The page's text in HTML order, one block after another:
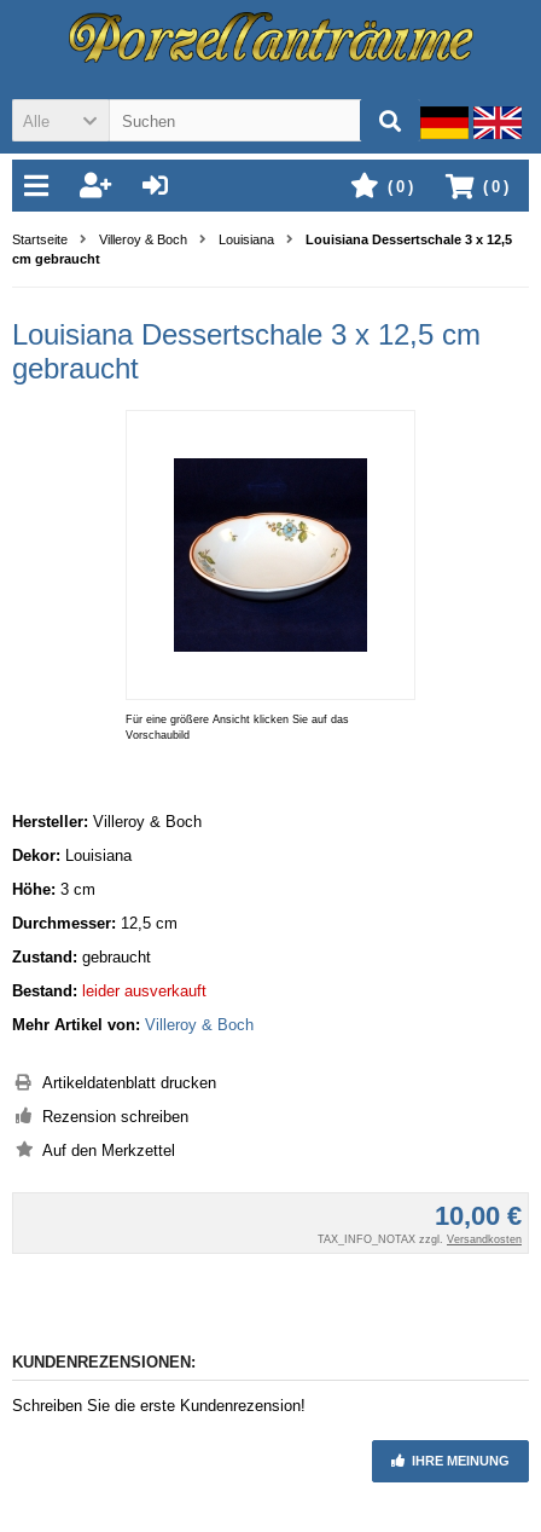
Alle
( 0 )
( 0 )
Startseite Villeroy & Boch Louisiana
Louisiana Dessertschale 3 x 12,5
cm gebraucht
Louisiana Dessertschale 3 x 12,5 cm
gebraucht
Für eine größere Ansicht klicken Sie auf das
Vorschaubild
10,00 €
TAX_INFO_NOTAX zzgl. Versandkosten
Hersteller: Villeroy & Boch
Dekor: Louisiana
Höhe: 3 cm
Durchmesser: 12,5 cm
Zustand: gebraucht
Bestand: leider ausverkauft
Mehr Artikel von: Villeroy & Boch
Artikeldatenblatt drucken
Rezension schreiben
KUNDENREZENSIONEN:
Schreiben Sie die erste Kundenrezension!
IHRE MEINUNG